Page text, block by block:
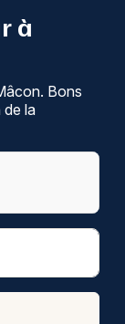
à
Bons
de la